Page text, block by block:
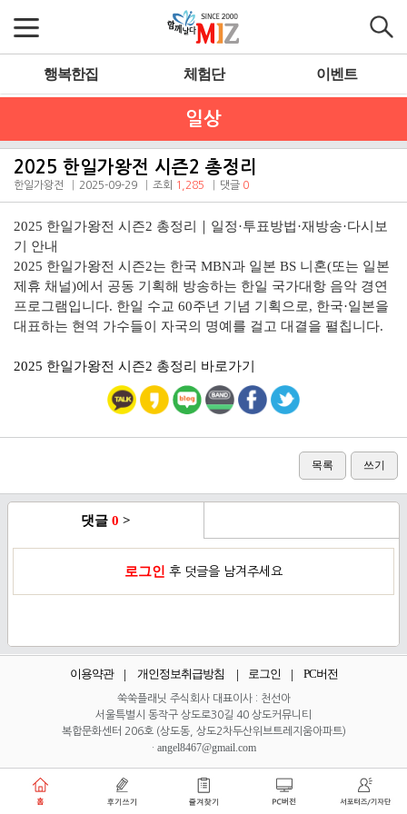
행복한집 체험단 이벤트
일상
2025 한일가왕전 시즌2 총정리
한일가왕전 2025-09-29 조회 1,285 댓글 0
2025 한일가왕전 시즌2 총정리｜일정·투표방법·재방송·다시보
기 안내
2025 한일가왕전 시즌2는 한국 MBN과 일본 BS 니혼(또는 일본
제휴 채널)에서 공동 기획해 방송하는 한일 국가대항 음악 경연
프로그램입니다. 한일 수교 60주년 기념 기획으로, 한국·일본을
대표하는 현역 가수들이 자국의 명예를 걸고 대결을 펼칩니다.
2025 한일가왕전 시즌2 총정리 바로가기
목록 쓰기
댓글 0 >
로그인 후 덧글을 남겨주세요
이용약관 개인정보취급방침 로그인 PC버전
쑥쑥플래닛 주식회사 대표이사 : 천선아
서울특별시 동작구 상도로30길 40 상도커뮤니티
복합문화센터 206호 (상도동, 상도2차두산위브트레지움아파트)
· angel8467@gmail.com